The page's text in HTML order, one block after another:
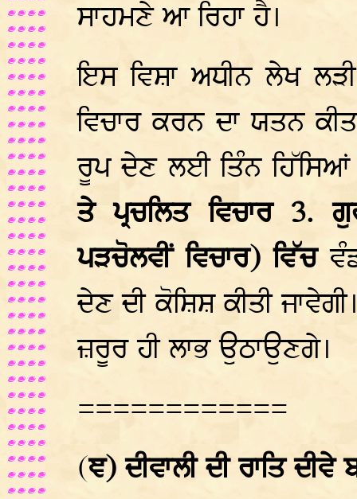
ਸਾਹਮਣੇ ਆ ਰਿਹਾ ਹੈ।
ਇਸ ਵਿਸ਼ਾ ਅਧੀਨ ਲੇਖ
ਵਿਚਾਰ ਕਰਨ ਦਾ ਯਤਨ
ਰੂਪ ਦੇਣ ਲਈ ਤਿੰਨ ਹਿੱਸਿਆਂ
ਤੇ ਪ੍ਰਚਲਿਤ ਵਿਚਾਰ 3.
ਪੜਚੋਲਵੀਂ ਵਿਚਾਰ) ਵਿੱਚ
ਦੇਣ ਦੀ ਕੋਸ਼ਿਸ਼ ਕੀਤੀ
ਜ਼ਰੂਰ ਹੀ ਲਾਭ ਉਠਾਉਣਗੇ।
============
(ਞ) ਦੀਵਾਲੀ ਦੀ ਰਾਤਿ ਦੀਵੇ